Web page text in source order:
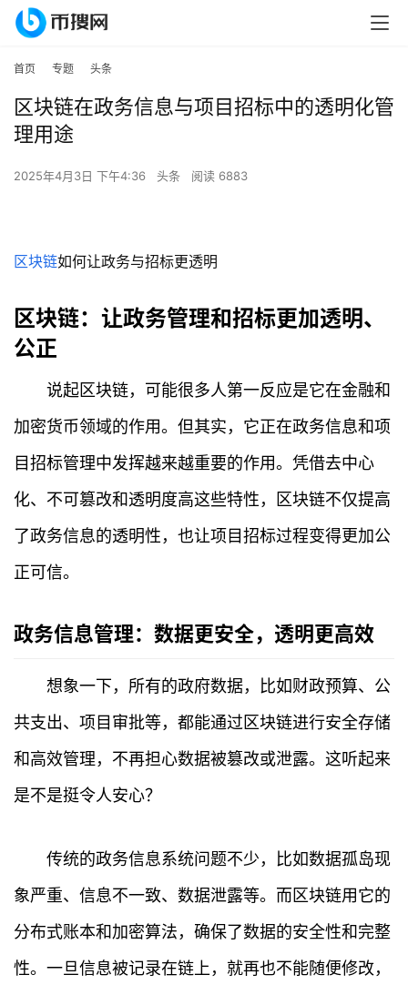
首页 专题 头条
区块链在政务信息与项目招标中的透明化管
理用途
2025年4月3日 下午4:36 头条 阅读 6883
区块链如何让政务与招标更透明
区块链：让政务管理和招标更加透明、
公正
说起区块链，可能很多人第一反应是它在金融和
加密货币领域的作用。但其实，它正在政务信息和项
目招标管理中发挥越来越重要的作用。凭借去中心
化、不可篡改和透明度高这些特性，区块链不仅提高
了政务信息的透明性，也让项目招标过程变得更加公
正可信。
政务信息管理：数据更安全，透明更高效
想象一下，所有的政府数据，比如财政预算、公
共支出、项目审批等，都能通过区块链进行安全存储
和高效管理，不再担心数据被篡改或泄露。这听起来
是不是挺令人安心？
传统的政务信息系统问题不少，比如数据孤岛现
象严重、信息不一致、数据泄露等。而区块链用它的
分布式账本和加密算法，确保了数据的安全性和完整
性。一旦信息被记录在链上，就再也不能随便修改，